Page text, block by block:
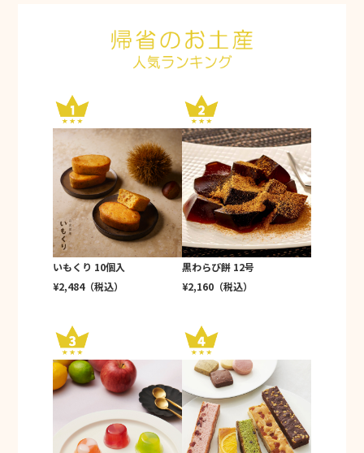
いもくり 10個入
¥2,484（税込）
黒わらび餅 12号
¥2,160（税込）